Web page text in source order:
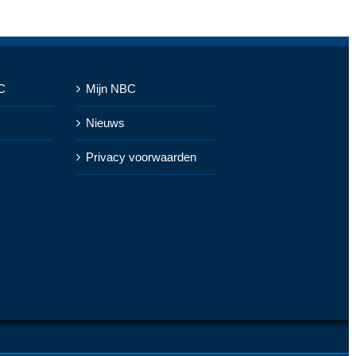
Mijn NBC
Nieuws
Privacy voorwaarden